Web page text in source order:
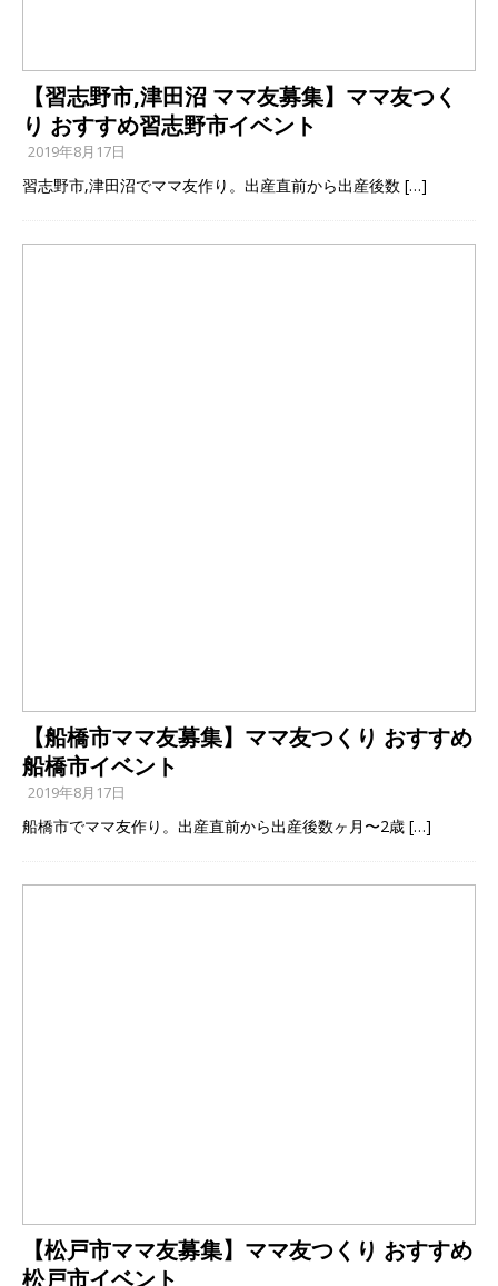
【習志野市,津田沼 ママ友募集】ママ友つく
り おすすめ習志野市イベント
2019年8月17日
習志野市,津田沼でママ友作り。出産直前から出産後数 […]
【船橋市ママ友募集】ママ友つくり おすすめ
船橋市イベント
2019年8月17日
船橋市でママ友作り。出産直前から出産後数ヶ月〜2歳 […]
【松戸市ママ友募集】ママ友つくり おすすめ
松戸市イベント